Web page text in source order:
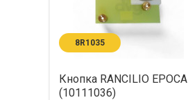
8R1035
Кнопка RANCILIO EPOCA
(10111036)